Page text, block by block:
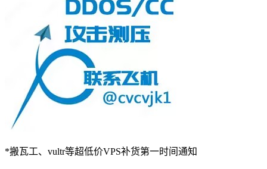
*搬瓦工、vultr等超低价VPS补货第一时间通知